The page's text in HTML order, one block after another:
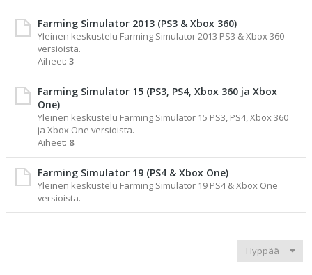
Farming Simulator 2013 (PS3 & Xbox 360)
Yleinen keskustelu Farming Simulator 2013 PS3 & Xbox 360
versioista.
Aiheet: 3
Farming Simulator 15 (PS3, PS4, Xbox 360 ja Xbox
One)
Yleinen keskustelu Farming Simulator 15 PS3, PS4, Xbox 360
ja Xbox One versioista.
Aiheet: 8
Farming Simulator 19 (PS4 & Xbox One)
Yleinen keskustelu Farming Simulator 19 PS4 & Xbox One
versioista.
Hyppää